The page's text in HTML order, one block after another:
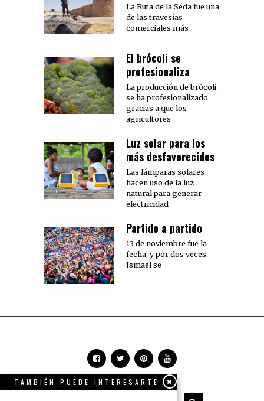
La Ruta de la Seda fue una
de las travesías
comerciales más
El brócoli se
profesionaliza
La producción de brócoli
se ha profesionalizado
gracias a que los
agricultores
Luz solar para los
más desfavorecidos
Las lámparas solares
hacen uso de la luz
natural para generar
electricidad
Partido a partido
13 de noviembre fue la
fecha, y por dos veces.
Ismael se
TAMBIÉN PUEDE INTERESARTE